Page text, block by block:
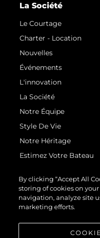
La Société
Le Courtage
Charter - Location
Nouvelles
Événements
L'innovation
La Société
Notre Équipe
Style De Vie
Notre Héritage
Estimez Votre Bateau
© 2026 Sunseeker London
By clicking “Accept All
storing of cookies on
navigation, analyze site
marketing efforts.